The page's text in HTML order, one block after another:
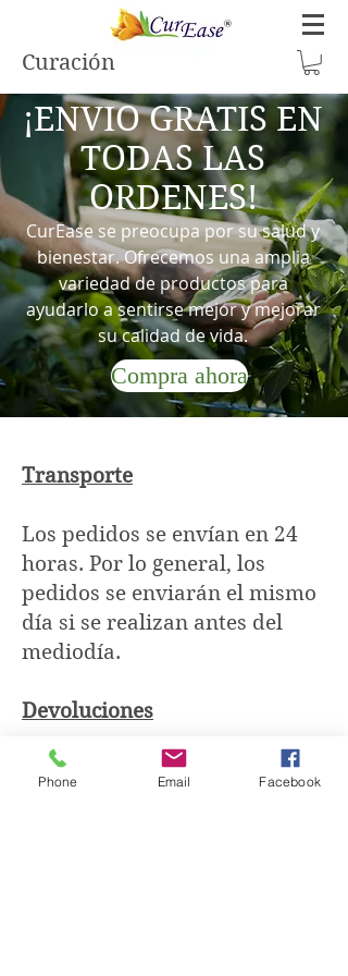
Curación
¡ENVIO GRATIS EN
TODAS LAS
ORDENES!
CurEase se preocupa por su salud y
bienestar. Ofrecemos una amplia
variedad de productos para
ayudarlo a sentirse mejor y mejorar
su calidad de vida.
Compra ahora
Transporte
Los pedidos se envían en 24
horas. Por lo general, los
pedidos se enviarán el mismo
día si se realizan antes del
mediodía.
Devoluciones
Debido a la naturaleza de
Phone Email Facebook